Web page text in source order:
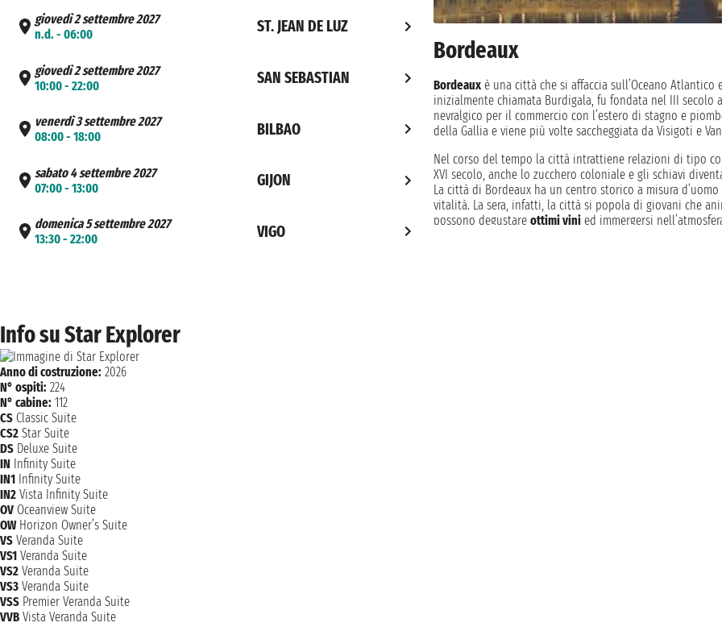
giovedì 2 settembre 2027
n.d. - 06:00
ST. JEAN DE LUZ
giovedì 2 settembre 2027
10:00 - 22:00
SAN SEBASTIAN
venerdì 3 settembre 2027
08:00 - 18:00
BILBAO
sabato 4 settembre 2027
07:00 - 13:00
GIJON
domenica 5 settembre 2027
13:30 - 22:00
VIGO
martedì 7 settembre 2027
08:00 - 23:59
mercoledì 8 settembre 2027
00:01 - 11:00
giovedì 9 settembre 2027
giovedì 9 settembre 2027
18:00 - 23:59
venerdì 10 settembre 2027
n.d. - 16:30
sabato 11 settembre 2027
07:00 - 21:00
domenica 12 settembre 2027
08:00 - 16:00
Bordeaux
Bordeauxè una città che si affaccia sull’Oceano
inizialmente chiamata Burdigala, fu fondata nel III secolo
nevralgico per il commercio con l’estero di stagno e
della Gallia e viene più volte saccheggiata da Visigoti e
Nel corso del tempo la città intrattiene relazioni di tipo
XVI secolo, anche lo zucchero coloniale e gli schiavi
La città di Bordeaux ha un centro storico a misura
vitalità. La sera, infatti, la città si popola di giovani che
possono degustare ottimi vinied immergersi
Info su Star Explorer
Anno di costruzione: 2026
N° ospiti: 224
N° cabine: 112
CS Classic Suite
CS2 Star Suite
DS Deluxe Suite
IN Infinity Suite
IN1 Infinity Suite
IN2 Vista Infinity Suite
OV Oceanview Suite
OW Horizon Owner’s Suite
VS Veranda Suite
VS1 Veranda Suite
VS2 Veranda Suite
VS3 Veranda Suite
VSS Premier Veranda Suite
VVB Vista Veranda Suite